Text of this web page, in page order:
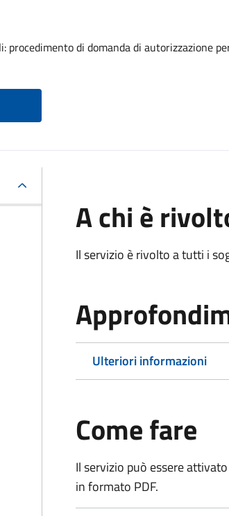
di domanda di autorizzazione
A chi è
Il servizio è rivolto a tutti i
Ulteriori informazioni
Come fare
Il servizio può essere
in formato PDF.